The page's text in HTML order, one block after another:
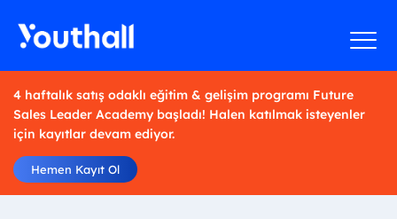
4 haftalık satış odaklı eğitim & gelişim programı Future
Sales Leader Academy başladı! Halen katılmak isteyenler
için kayıtlar devam ediyor.
Hemen Kayıt Ol